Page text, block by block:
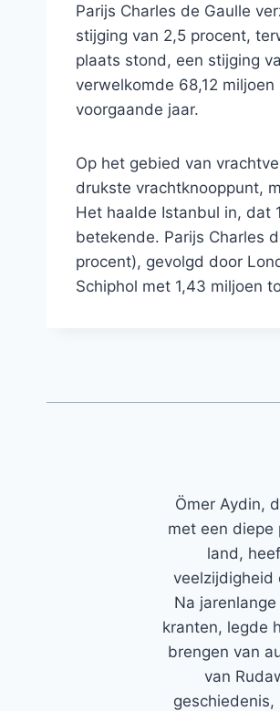
Parijs Charles de Gaulle
stijging van 2,5 procent,
plaats stond, een stijging
verwelkomde 68,12
voorgaande jaar.
Op het gebied van
drukste vrachtknooppunt,
Het haalde Istanbul in, dat
betekende. Parijs Charles
procent), gevolgd door
Schiphol met 1,43 miljoen
Ömer Aydin,
met een diepe
land,
veelzijdigheid
Na
kranten, legde
brengen van
van